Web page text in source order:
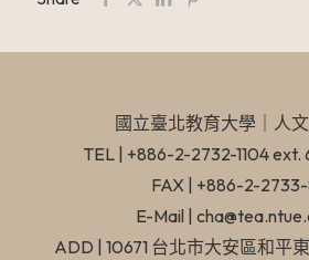
國立臺北教育大學​｜人
TEL | +886-2-2732-1104 ext.
FAX | +886-2-2733-
E-Mail |
ADD | 10671 台北市大安區和平